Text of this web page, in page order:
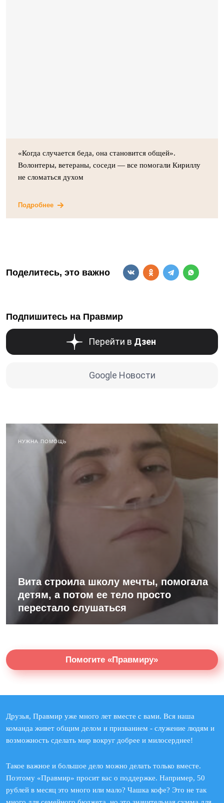
«Когда случается беда, она становится общей».
Волонтеры, ветераны, соседи — все помогали Кириллу
не сломаться духом
Подробнее
Поделитесь, это важно
Подпишитесь на Правмир
Перейти в Дзен
Google Новости
НУЖНА ПОМОЩЬ
Вита строила школу мечты, помогала
детям, а потом ее тело просто
перестало слушаться
Помогите «Правмиру»
Друзья, Правмир уже много лет вместе с вами. Вся наша
команда живет общим делом и призванием - служение людям и
возможность сделать мир вокруг добрее и милосерднее!
Такое важное и большое дело можно делать только вместе.
Поэтому «Правмир» просит вас о поддержке. Например, 50
рублей в месяц это много или мало? Чашка кофе? Это не так